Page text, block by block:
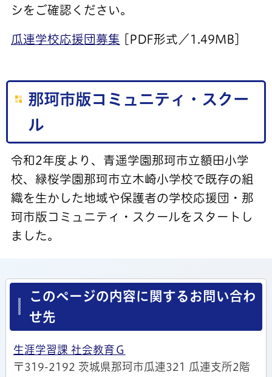
シをご確認ください。
瓜連学校応援団募集 [PDF形式／1.49MB]
那珂市版コミュニティ・スクー
ル
令和2年度より、青遥学園那珂市立額田小学
校、緑桜学園那珂市立木崎小学校で既存の組
織を生かした地域や保護者の学校応援団・那
珂市版コミュニティ・スクールをスタートし
ました。
このページの内容に関するお問い合わ
せ先
生涯学習課 社会教育Ｇ
〒319-2192 茨城県那珂市瓜連321 瓜連支所2階